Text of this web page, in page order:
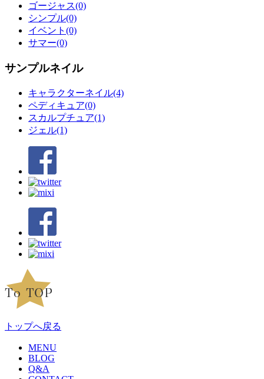
ゴージャス(0)
シンプル(0)
イベント(0)
サマー(0)
サンプルネイル
キャラクターネイル(4)
ペディキュア(0)
スカルプチュア(1)
ジェル(1)
トップへ戻る
MENU
BLOG
Q&A